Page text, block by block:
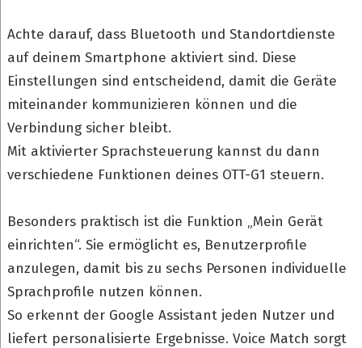
Achte darauf, dass Bluetooth und Standortdienste
auf deinem Smartphone aktiviert sind. Diese
Einstellungen sind entscheidend, damit die Geräte
miteinander kommunizieren können und die
Verbindung sicher bleibt.
Mit aktivierter Sprachsteuerung kannst du dann
verschiedene Funktionen deines OTT-G1 steuern.
Besonders praktisch ist die Funktion „Mein Gerät
einrichten“. Sie ermöglicht es, Benutzerprofile
anzulegen, damit bis zu sechs Personen individuelle
Sprachprofile nutzen können.
So erkennt der Google Assistant jeden Nutzer und
liefert personalisierte Ergebnisse. Voice Match sorgt